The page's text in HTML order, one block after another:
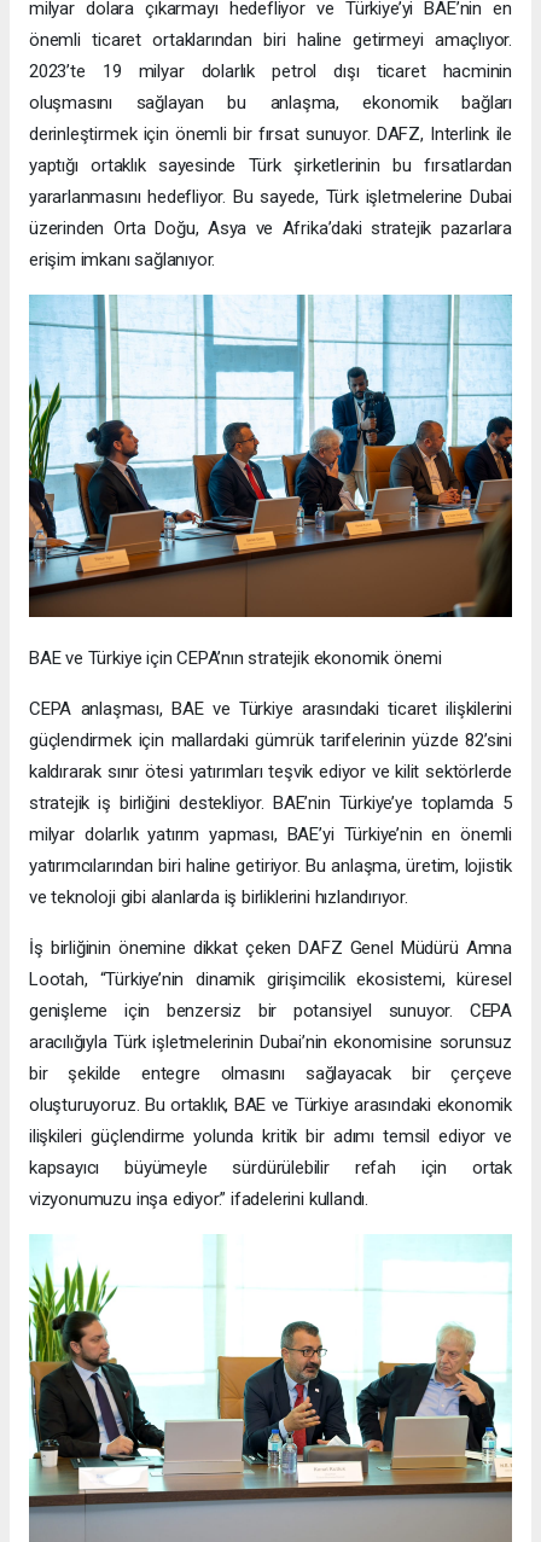
milyar dolara çıkarmayı hedefliyor ve Türkiye’yi BAE’nin en
önemli ticaret ortaklarından biri haline getirmeyi amaçlıyor.
2023’te 19 milyar dolarlık petrol dışı ticaret hacminin
oluşmasını sağlayan bu anlaşma, ekonomik bağları
derinleştirmek için önemli bir fırsat sunuyor. DAFZ, Interlink ile
yaptığı ortaklık sayesinde Türk şirketlerinin bu fırsatlardan
yararlanmasını hedefliyor. Bu sayede, Türk işletmelerine Dubai
üzerinden Orta Doğu, Asya ve Afrika’daki stratejik pazarlara
erişim imkanı sağlanıyor.
BAE ve Türkiye için CEPA’nın stratejik ekonomik önemi
CEPA anlaşması, BAE ve Türkiye arasındaki ticaret ilişkilerini
güçlendirmek için mallardaki gümrük tarifelerinin yüzde 82’sini
kaldırarak sınır ötesi yatırımları teşvik ediyor ve kilit sektörlerde
stratejik iş birliğini destekliyor. BAE’nin Türkiye’ye toplamda 5
milyar dolarlık yatırım yapması, BAE’yi Türkiye’nin en önemli
yatırımcılarından biri haline getiriyor. Bu anlaşma, üretim, lojistik
ve teknoloji gibi alanlarda iş birliklerini hızlandırıyor.
İş birliğinin önemine dikkat çeken DAFZ Genel Müdürü Amna
Lootah, “Türkiye’nin dinamik girişimcilik ekosistemi, küresel
genişleme için benzersiz bir potansiyel sunuyor. CEPA
aracılığıyla Türk işletmelerinin Dubai’nin ekonomisine sorunsuz
bir şekilde entegre olmasını sağlayacak bir çerçeve
oluşturuyoruz. Bu ortaklık, BAE ve Türkiye arasındaki ekonomik
ilişkileri güçlendirme yolunda kritik bir adımı temsil ediyor ve
kapsayıcı büyümeyle sürdürülebilir refah için ortak
vizyonumuzu inşa ediyor.” ifadelerini kullandı.